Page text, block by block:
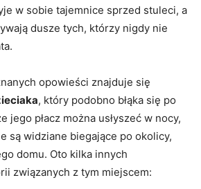
w‍ sobie tajemnice⁤ sprzed stuleci, ⁣a
dusze tych, którzy ⁣nigdy nie
opowieści znajduje się
,‌ który podobno ‌błąka się ⁢po
jego⁤ płacz można usłyszeć w nocy,
‍są widziane biegające⁣ po okolicy,
domu. Oto ⁣kilka ‍innych
⁤związanych z ⁢tym​ miejscem: